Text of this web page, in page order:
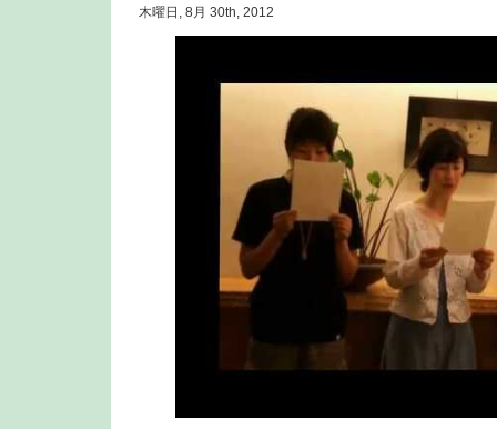
木曜日, 8月 30th, 2012